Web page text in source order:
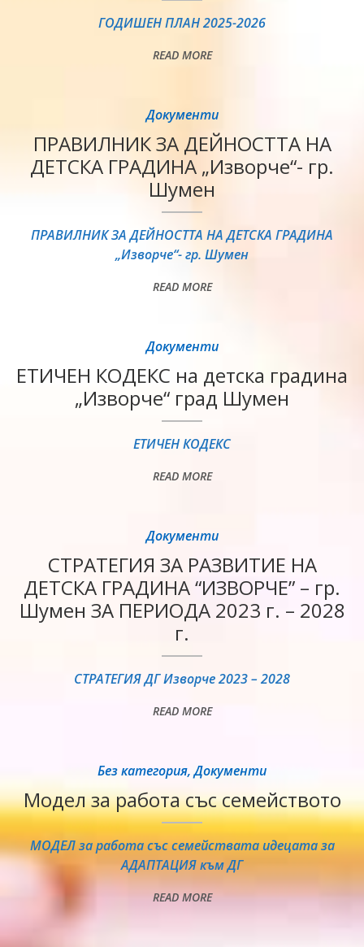
ГОДИШЕН ПЛАН 2025-2026
READ MORE
Документи
ПРАВИЛНИК ЗА ДЕЙНОСТТА НА
ДЕТСКА ГРАДИНА „Изворче“- гр.
Шумен
ПРАВИЛНИК ЗА ДЕЙНОСТТА НА ДЕТСКА ГРАДИНА
„Изворче“- гр. Шумен
READ MORE
Документи
ЕТИЧЕН КОДЕКС на детска градина
„Изворче“ град Шумен
ЕТИЧЕН КОДЕКС
READ MORE
Документи
СТРАТЕГИЯ ЗА РАЗВИТИЕ НА
ДЕТСКА ГРАДИНА “ИЗВОРЧЕ” – гр.
Шумен ЗА ПЕРИОДА 2023 г. – 2028
г.
СТРАТЕГИЯ ДГ Изворче 2023 – 2028
READ MORE
Без категория,Документи
Модел за работа със семейството
МОДЕЛ за работа със семействата идецата за
АДАПТАЦИЯ към ДГ
READ MORE